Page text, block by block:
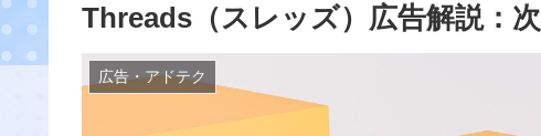
Threads（スレッズ）広告解説：
広告・アドテク